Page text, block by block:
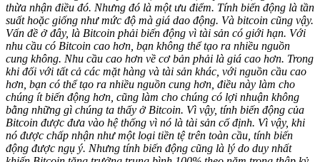
thừa nhận điều đó. Nhưng đó là một ưu điểm. Tính biến động là tần
suất hoặc giống như mức độ mà giá dao động. Và bitcoin cũng vậy.
Vấn đề ở đây, là Bitcoin phải biến động vì tài sản có giới hạn. Với
nhu cầu có Bitcoin cao hơn, bạn không thể tạo ra nhiều nguồn
cung không. Nhu cầu cao hơn về cơ bản phải là giá cao hơn. Trong
khi đối với tất cả các mặt hàng và tài sản khác, với nguồn cầu cao
hơn, bạn có thể tạo ra nhiều nguồn cung hơn, điều này làm cho
chúng ít biến động hơn, cũng làm cho chúng có lợi nhuận không
bằng những gì chúng ta thấy ở Bitcoin. Vì vậy, tính biến động của
Bitcoin được đưa vào hệ thống vì nó là tài sản cố định. Vì vậy, khi
nó được chấp nhận như một loại tiền tệ trên toàn cầu, tính biến
động được ngụ ý. Nhưng tính biến động cũng là lý do duy nhất